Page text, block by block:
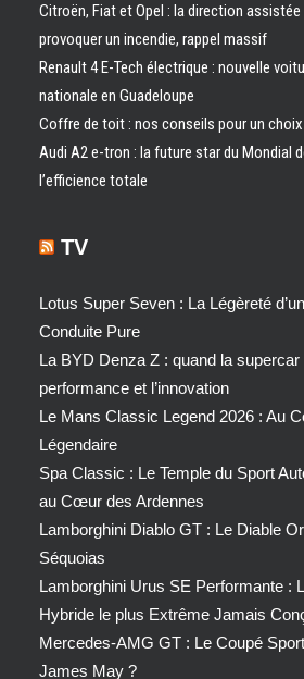
Citroën, Fiat et Opel : la direction
provoquer un incendie, rappel massif
Renault 4 E-Tech électrique : nouvelle
nationale en Guadeloupe
Coffre de toit : nos conseils pour un
Audi A2 e-tron : la future star du Mondial
l’efficience totale
TV
Lotus Super Seven : La Légèreté
Conduite Pure
La BYD Denza Z : quand la
performance et l’innovation
Le Mans Classic Legend 2026 : Au
Légendaire
Spa Classic : Le Temple du Sport
au Cœur des Ardennes
Lamborghini Diablo GT : Le Diable
Séquoias
Lamborghini Urus SE Performante :
Hybride le plus Extrême Jamais
Mercedes-AMG GT : Le Coupé
James May ?